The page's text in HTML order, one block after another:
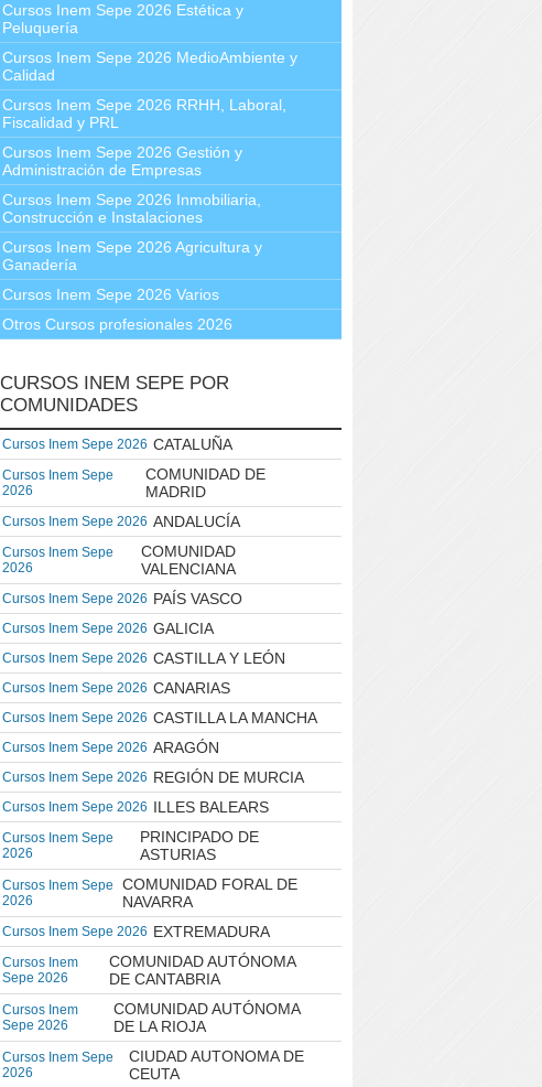
Cursos Inem Sepe 2026 Estética y
Peluquería
Cursos Inem Sepe 2026 MedioAmbiente y
Calidad
Cursos Inem Sepe 2026 RRHH, Laboral,
Fiscalidad y PRL
Cursos Inem Sepe 2026 Gestión y
Administración de Empresas
Cursos Inem Sepe 2026 Inmobiliaria,
Construcción e Instalaciones
Cursos Inem Sepe 2026 Agricultura y
Ganadería
Cursos Inem Sepe 2026 Varios
Otros Cursos profesionales 2026
CURSOS INEM SEPE POR
COMUNIDADES
Cursos Inem Sepe 2026 CATALUÑA
Cursos Inem Sepe
2026
COMUNIDAD DE
MADRID
Cursos Inem Sepe 2026 ANDALUCÍA
Cursos Inem Sepe
2026
COMUNIDAD
VALENCIANA
Cursos Inem Sepe 2026 PAÍS VASCO
Cursos Inem Sepe 2026 GALICIA
Cursos Inem Sepe 2026 CASTILLA Y LEÓN
Cursos Inem Sepe 2026 CANARIAS
Cursos Inem Sepe 2026 CASTILLA LA MANCHA
Cursos Inem Sepe 2026 ARAGÓN
Cursos Inem Sepe 2026 REGIÓN DE MURCIA
Cursos Inem Sepe 2026 ILLES BALEARS
Cursos Inem Sepe
2026
PRINCIPADO DE
ASTURIAS
Cursos Inem Sepe
2026
COMUNIDAD FORAL DE
NAVARRA
Cursos Inem Sepe 2026 EXTREMADURA
Cursos Inem
Sepe 2026
COMUNIDAD AUTÓNOMA
DE CANTABRIA
Cursos Inem
Sepe 2026
COMUNIDAD AUTÓNOMA
DE LA RIOJA
Cursos Inem Sepe
2026
CIUDAD AUTONOMA DE
CEUTA